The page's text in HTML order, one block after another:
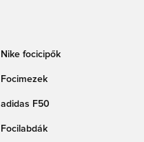
Nike focicipők
Focimezek
adidas F50
Focilabdák